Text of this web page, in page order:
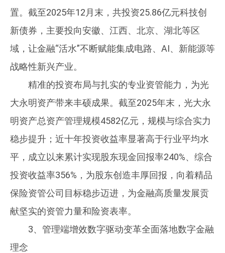
置。截至2025年12月末，共投资25.86亿元科技创
新债券，主要投向安徽、江西、北京、湖北等区
域，让金融“活水”不断赋能集成电路、AI、新能源等
战略性新兴产业。
精准的投资布局与扎实的专业资管能力，为光
大永明资产带来丰硕成果。截至2025年末，光大永
明资产总资产管理规模4582亿元，规模与综合实力
稳步提升；近十年投资收益率显著高于行业平均水
平，成立以来累计实现股东现金回报率240%、综合
投资收益率356%，为股东创造丰厚回报，向着精品
保险资管公司目标稳步迈进，为金融高质量发展贡
献坚实的资管力量和险资表率。
3、管理端增效数字驱动变革全面落地数字金融
理念